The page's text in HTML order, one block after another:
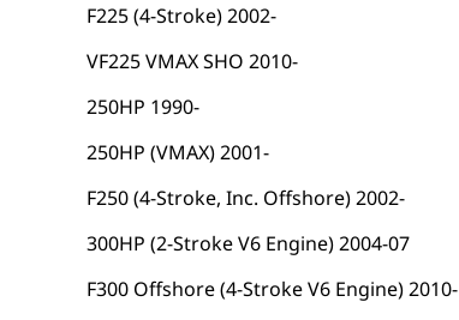
F225 (4-Stroke) 2002-
VF225 VMAX SHO 2010-
250HP 1990-
250HP (VMAX) 2001-
F250 (4-Stroke, Inc. Offshore) 2002-
300HP (2-Stroke V6 Engine) 2004-07
F300 Offshore (4-Stroke V6 Engine) 2010-